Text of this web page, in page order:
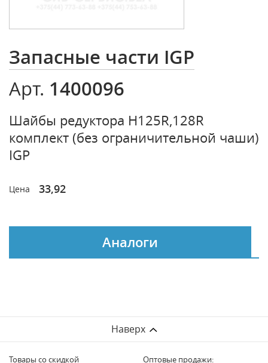
Запасные части IGP
Арт. 1400096
Шайбы редуктора Н125R,128R
комплект (без ограничительной чаши)
IGP
Цена 33,92
Аналоги
Наверх
Товары со скидкой
Оптовые продажи: